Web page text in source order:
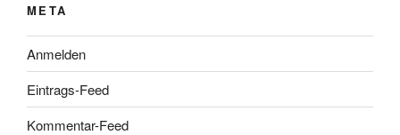
META
Anmelden
Eintrags-Feed
Kommentar-Feed